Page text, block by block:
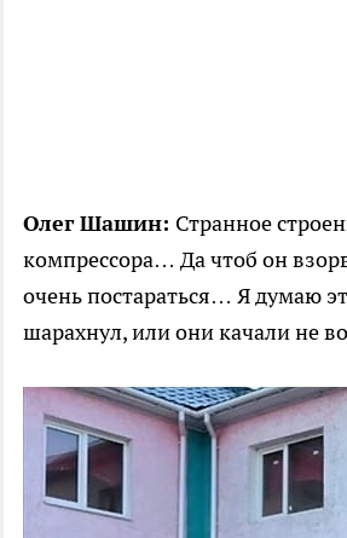
Олег Шашин: Странное
компрессора… Да чтоб он
очень постараться… Я думаю
шарахнул, или они качали не